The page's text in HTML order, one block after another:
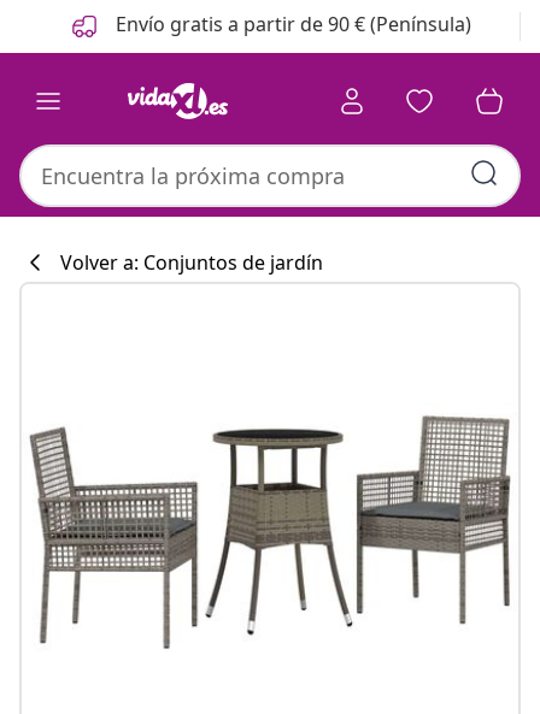
Anterior
Siguiente Envío gratis a partir de 90 € (Península)
#sharemevidaxl
Volver a: Conjuntos de jardín